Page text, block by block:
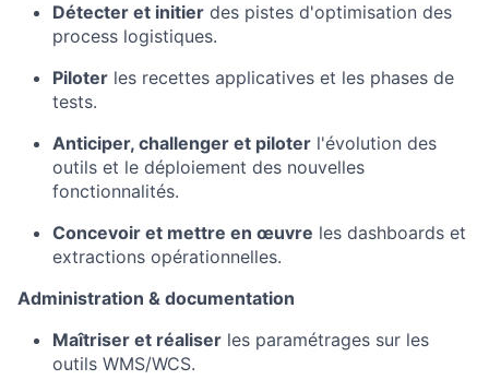
Détecter et initier des pistes d'optimisation des
process logistiques.
Piloter les recettes applicatives et les phases de
tests.
Anticiper, challenger et piloter l'évolution des
outils et le déploiement des nouvelles
fonctionnalités.
Concevoir et mettre en œuvre les dashboards et
extractions opérationnelles.
Administration & documentation
Maîtriser et réaliser les paramétrages sur les
outils WMS/WCS.